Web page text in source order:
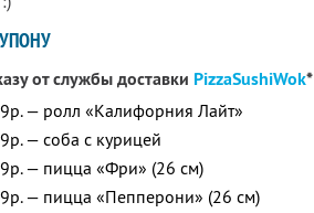
от службы доставки PizzaSushiWok*
— ролл «Калифорния Лайт»
— соба с курицей
— пицца «Фри» (26 см)
— пицца «Пепперони» (26 см)